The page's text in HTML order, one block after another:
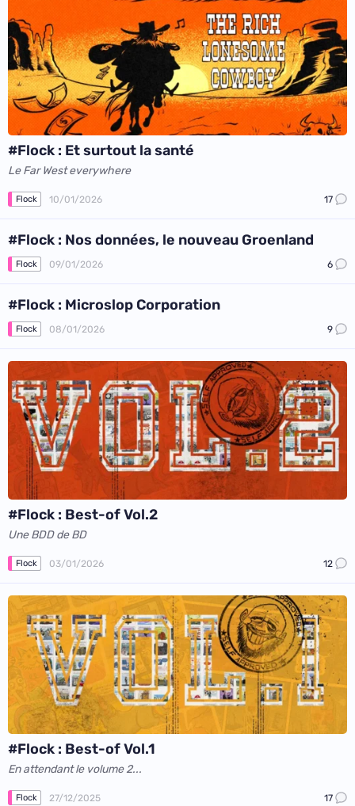
#Flock : Et surtout la santé
Le Far West everywhere
Flock 10/01/2026 17
#Flock : Nos données, le nouveau Groenland
Flock 09/01/2026 6
#Flock : Microslop Corporation
Flock 08/01/2026 9
#Flock : Best-of Vol.2
Une BDD de BD
Flock 03/01/2026 12
#Flock : Best-of Vol.1
En attendant le volume 2...
Flock 27/12/2025 17